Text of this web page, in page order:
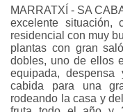
MARRATXÍ - SA
excelente situación,
residencial con muy
plantas con gran
dobles, uno de ellos
equipada,
cabida para una
rodeando la casa y